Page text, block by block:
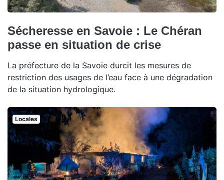
Sécheresse en Savoie : Le Chéran
passe en situation de crise
La préfecture de la Savoie durcit les mesures de
restriction des usages de l’eau face à une dégradation
de la situation hydrologique.
Locales